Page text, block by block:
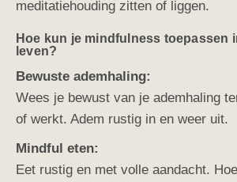
meditatiehouding zitten of liggen.
Hoe kun je mindfulness toepassen
leven?
Bewuste ademhaling:
Wees je bewust van je ademhaling
of werkt. Adem rustig in en weer uit.
Mindful eten:
Eet rustig en met volle aandacht.